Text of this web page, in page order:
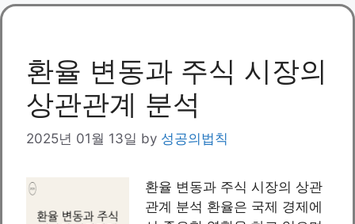
환율 변동과 주식 시장의
상관관계 분석
2025년 01월 13일 by 성공의법칙
환율 변동과 주식 시장의 상관
관계 분석 환율은 국제 경제에